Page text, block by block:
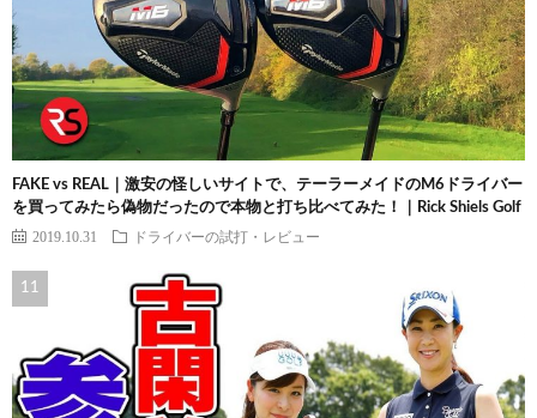
FAKE vs REAL｜激安の怪しいサイトで、テーラーメイドのM6ドライバー
を買ってみたら偽物だったので本物と打ち比べてみた！｜Rick Shiels Golf
2019.10.31 ドライバーの試打・レビュー